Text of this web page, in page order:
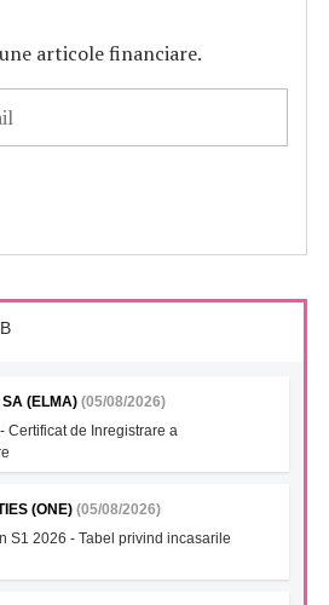
articole financiare.
SA (ELMA) (05/08/2026)
Certificat de Inregistrare a
(ONE) (05/08/2026)
S1 2026 - Tabel privind incasarile